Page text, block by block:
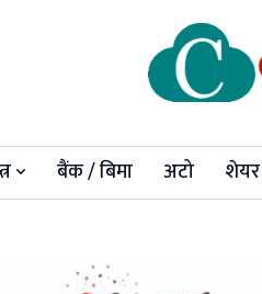
बैंक / बिमा अटो शेयर